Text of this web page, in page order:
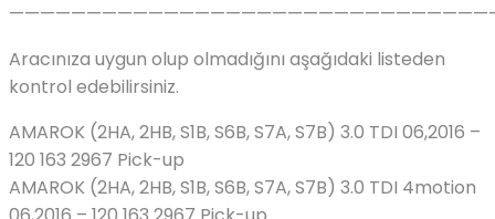
Aracınıza uygun olup olmadığını aşağıdaki listeden
kontrol edebilirsiniz.
AMAROK (2HA, 2HB, S1B, S6B, S7A, S7B) 3.0 TDI 06,2016 –
120 163 2967 Pick-up
AMAROK (2HA, 2HB, S1B, S6B, S7A, S7B) 3.0 TDI 4motion